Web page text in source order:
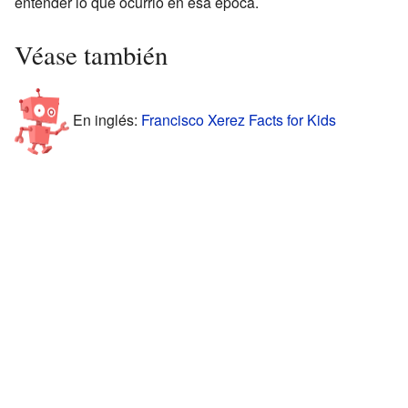
Véase también
En inglés: Francisco Xerez Facts for Kids